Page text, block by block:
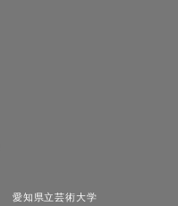
愛知県立芸術大学